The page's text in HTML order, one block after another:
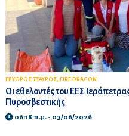
ΕΡΥΘΡΟΣ ΣΤΑΥΡΟΣ, FIRE DRAGON
Οι εθελοντές του ΕΕΣ
Πυροσβεστικής
06:18 π.μ. - 03/06/2026